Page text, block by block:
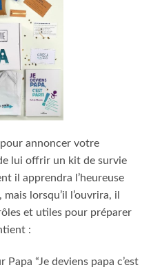
annoncer votre
lui offrir un kit de survie
il apprendra l’heureuse
lorsqu’il l’ouvrira, il
et utiles pour préparer
:
“Je deviens papa c’est